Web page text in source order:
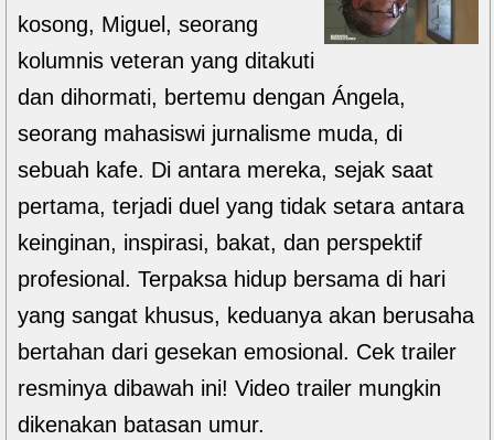
kosong, Miguel, seorang
kolumnis veteran yang ditakuti
dan dihormati, bertemu dengan Ángela,
seorang mahasiswi jurnalisme muda, di
sebuah kafe. Di antara mereka, sejak saat
pertama, terjadi duel yang tidak setara antara
keinginan, inspirasi, bakat, dan perspektif
profesional. Terpaksa hidup bersama di hari
yang sangat khusus, keduanya akan berusaha
bertahan dari gesekan emosional. Cek trailer
resminya dibawah ini! Video trailer mungkin
dikenakan batasan umur.